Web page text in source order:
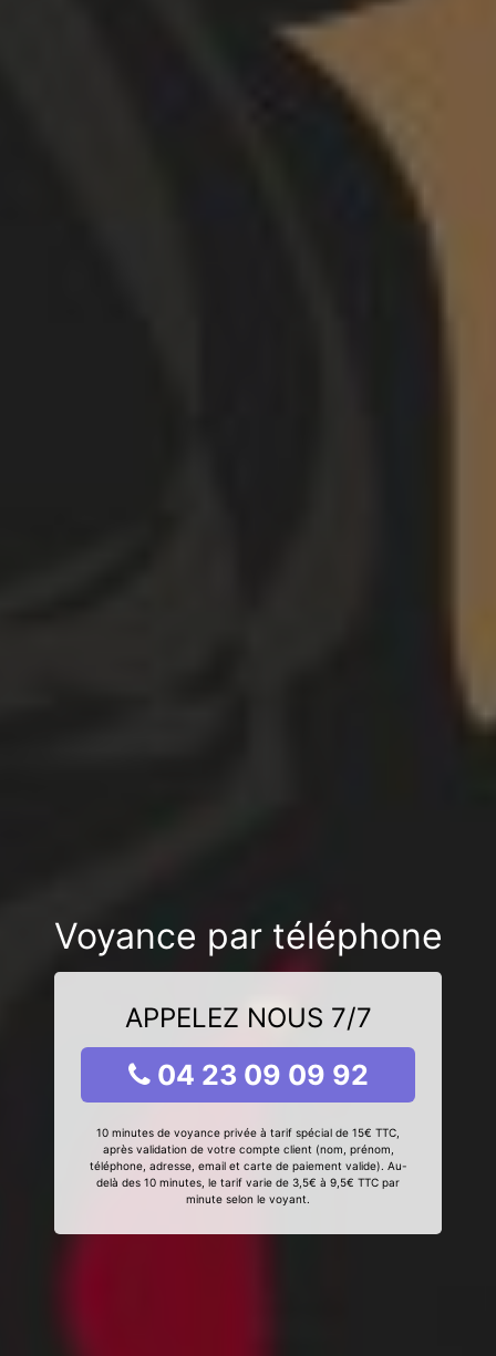
Voyance par téléphone
APPELEZ NOUS 7/7
04 23 09 09 92
10 minutes de voyance privée à tarif spécial de 15€ TTC,
après validation de votre compte client (nom, prénom,
téléphone, adresse, email et carte de paiement valide). Au-
delà des 10 minutes, le tarif varie de 3,5€ à 9,5€ TTC par
minute selon le voyant.